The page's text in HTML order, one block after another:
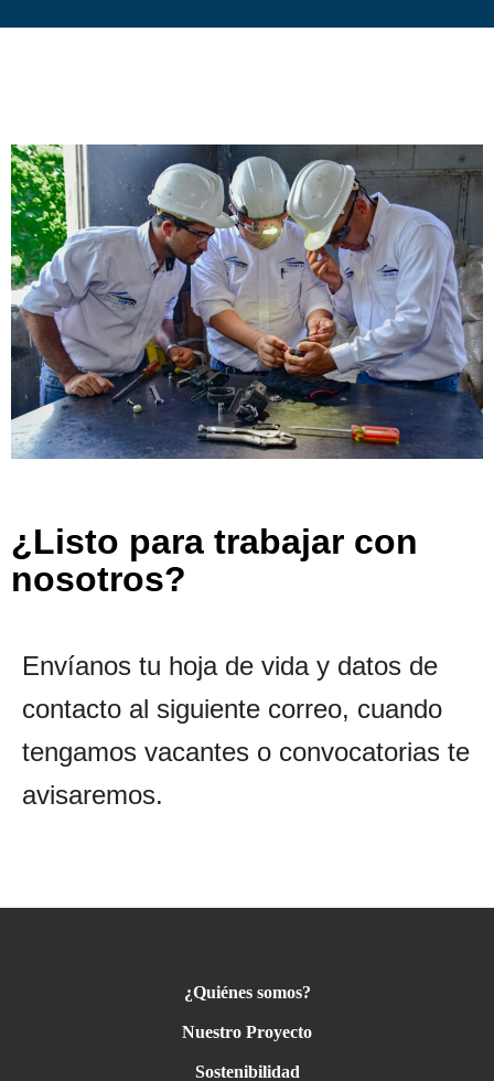
¿Listo para trabajar con
nosotros?
Envíanos tu hoja de vida y datos de
contacto al siguiente correo, cuando
tengamos vacantes o convocatorias te
avisaremos.
¿Quiénes somos?
Nuestro Proyecto
Sostenibilidad